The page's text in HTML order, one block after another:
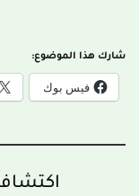
شارك هذا الموضوع:
فيس بوك
اكتشاف